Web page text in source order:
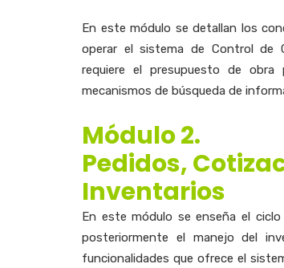
En este módulo se detallan los
operar el sistema de Control de
requiere el presupuesto de
mecanismos de búsqueda de
Módulo 2.
Pedidos,
Inventarios
En este módulo se enseña el
posteriormente el manejo del
funcionalidades que ofrece el